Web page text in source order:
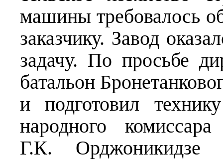
машины требовалось
заказчику. Завод
задачу. По просьбе
батальон
и подготовил
народного
Г.К. Орджоникидзе